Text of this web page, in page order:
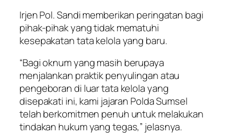
Irjen Pol. Sandi memberikan peringatan bagi
pihak-pihak yang tidak mematuhi
kesepakatan tata kelola yang baru.
“Bagi oknum yang masih berupaya
menjalankan praktik penyulingan atau
pengeboran di luar tata kelola yang
disepakati ini, kami jajaran Polda Sumsel
telah berkomitmen penuh untuk melakukan
tindakan hukum yang tegas,” jelasnya.